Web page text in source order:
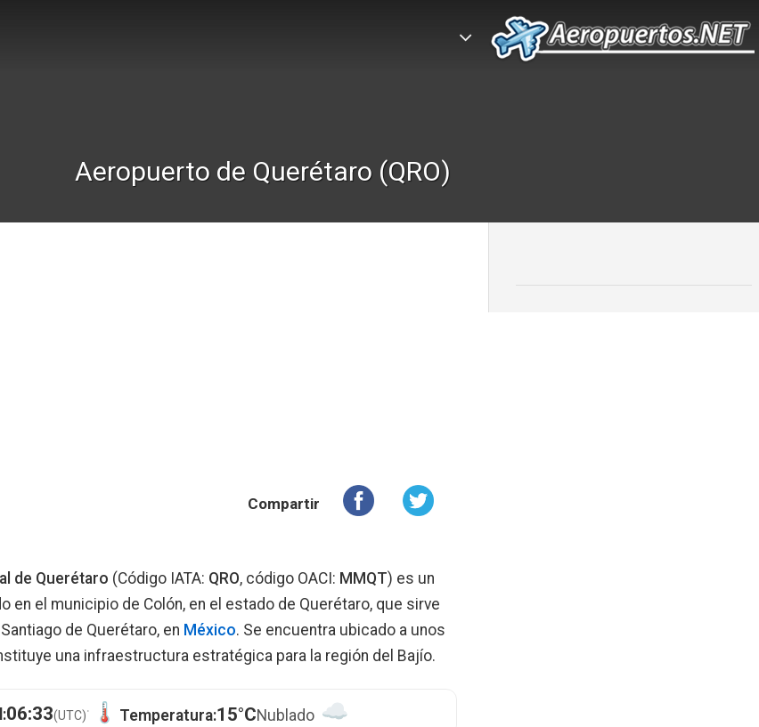
Aeropuerto de Querétaro (QRO)
Compartir
de Querétaro (Código IATA: QRO, código OACI: MMQT) es un
en el municipio de Colón, en el estado de Querétaro, que sirve
de Querétaro, en México. Se encuentra ubicado a unos
una infraestructura estratégica para la región del Bajío.
06:33(UTC)· Temperatura:15°CNublado